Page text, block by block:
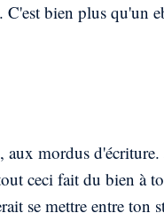
bien plus
mordus
ceci fait du bien
se mettre entre